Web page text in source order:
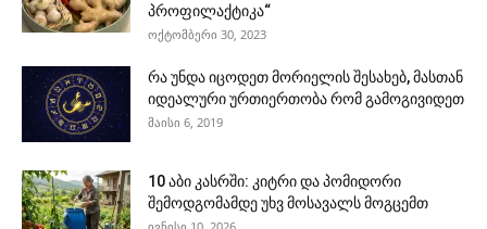
პროფილაქტიკა“
ოქტომბერი 30, 2023
რა უნდა იცოდეთ მორიელის შესახებ, მასთან
იდეალური ურთიერთობა რომ გამოგივიდეთ
მაისი 6, 2019
10 აბი კასრში: კიტრი და პომიდორი
შემოდგომამდე უხვ მოსავალს მოგცემთ